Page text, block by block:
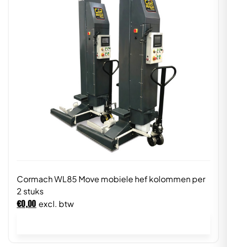
Cormach WL85 Move mobiele hef kolommen per
2 stuks
€0,00 excl. btw